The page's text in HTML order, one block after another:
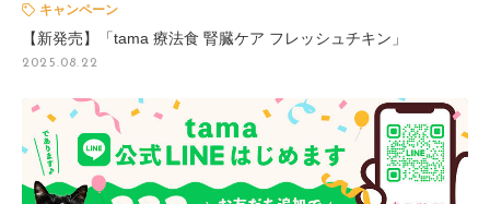
キャンペーン
【新発売】「tama 療法食 腎臓ケア フレッシュチキン」
2025.08.22